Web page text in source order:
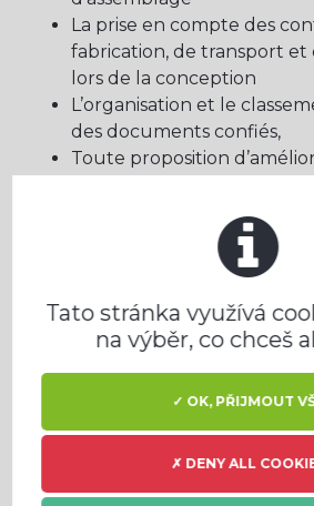
La prise en compte des
fabrication, de transport et
lors de la conception
L’organisation et le
des documents confiés,
Toute proposition
Basé à Valence TGV
Notre politique de recrutement
situation de handicap.
Profile sought
PROFIL RECHERCHÉ :
Cet emploi est accessible aux
diplôme dans le milieu
Tato stránka využívá
na výběr, co chceš
✓ OK, PŘIJMOUT
✗ DENY ALL